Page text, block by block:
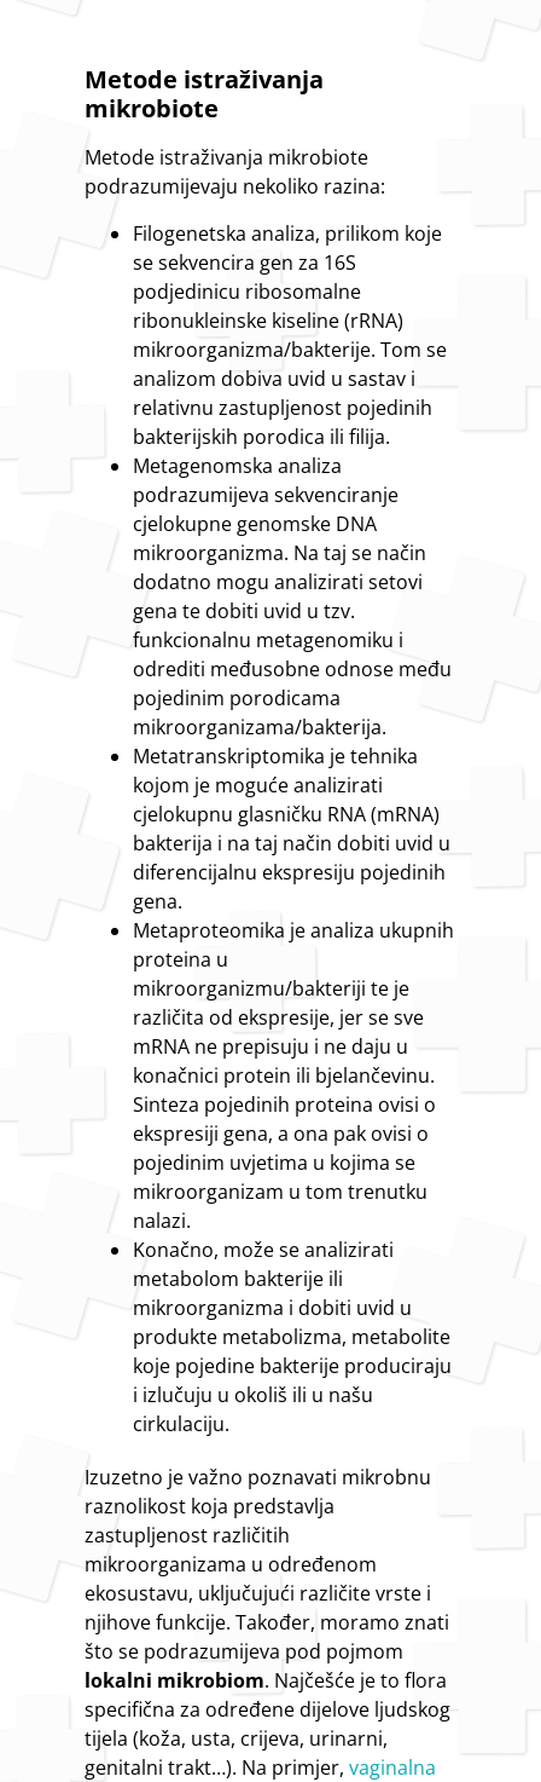
Metode istraživanja
mikrobiote
Metode istraživanja mikrobiote
podrazumijevaju nekoliko razina:
Filogenetska analiza, prilikom koje
se sekvencira gen za 16S
podjedinicu ribosomalne
ribonukleinske kiseline (rRNA)
mikroorganizma/bakterije. Tom se
analizom dobiva uvid u sastav i
relativnu zastupljenost pojedinih
bakterijskih porodica ili filija.
Metagenomska analiza
podrazumijeva sekvenciranje
cjelokupne genomske DNA
mikroorganizma. Na taj se način
dodatno mogu analizirati setovi
gena te dobiti uvid u tzv.
funkcionalnu metagenomiku i
odrediti međusobne odnose među
pojedinim porodicama
mikroorganizama/bakterija.
Metatranskriptomika je tehnika
kojom je moguće analizirati
cjelokupnu glasničku RNA (mRNA)
bakterija i na taj način dobiti uvid u
diferencijalnu ekspresiju pojedinih
gena.
Metaproteomika je analiza ukupnih
proteina u
mikroorganizmu/bakteriji te je
različita od ekspresije, jer se sve
mRNA ne prepisuju i ne daju u
konačnici protein ili bjelančevinu.
Sinteza pojedinih proteina ovisi o
ekspresiji gena, a ona pak ovisi o
pojedinim uvjetima u kojima se
mikroorganizam u tom trenutku
nalazi.
Konačno, može se analizirati
metabolom bakterije ili
mikroorganizma i dobiti uvid u
produkte metabolizma, metabolite
koje pojedine bakterije produciraju
i izlučuju u okoliš ili u našu
cirkulaciju.
Izuzetno je važno poznavati mikrobnu
raznolikost koja predstavlja
zastupljenost različitih
mikroorganizama u određenom
ekosustavu, uključujući različite vrste i
njihove funkcije. Također, moramo znati
što se podrazumijeva pod pojmom
lokalni mikrobiom. Najčešće je to flora
specifična za određene dijelove ljudskog
tijela (koža, usta, crijeva, urinarni,
genitalni trakt…). Na primjer,vaginalna